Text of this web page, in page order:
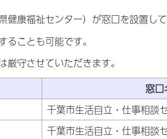
康福祉センター）が窓口を設置し
ことも可能です。
守させていただきます。
窓口
千葉市生活自立・仕事相談
千葉市生活自立・仕事相談